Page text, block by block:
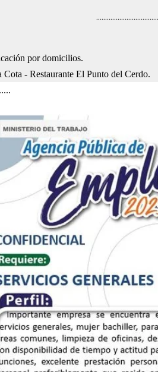
por domicilios.
- Restaurante El Punto del Cerdo.